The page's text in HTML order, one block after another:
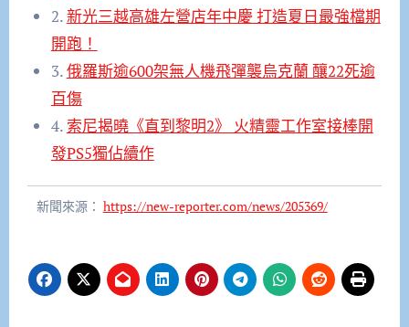
2.新光三越高雄左營店年中慶 打造夏日最強檔期
開跑！
3.俄羅斯逾600架無人機飛彈襲烏克蘭 釀22死逾
百傷
4. 索尼揭曉《直到黎明2》 火精靈工作室接棒開
發PS5獨佔續作
新聞來源： https://new-reporter.com/news/205369/